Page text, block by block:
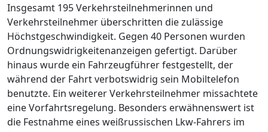
Insgesamt 195 Verkehrsteilnehmerinnen und
Verkehrsteilnehmer überschritten die zulässige
Höchstgeschwindigkeit. Gegen 40 Personen wurden
Ordnungswidrigkeitenanzeigen gefertigt. Darüber
hinaus wurde ein Fahrzeugführer festgestellt, der
während der Fahrt verbotswidrig sein Mobiltelefon
benutzte. Ein weiterer Verkehrsteilnehmer missachtete
eine Vorfahrtsregelung. Besonders erwähnenswert ist
die Festnahme eines weißrussischen Lkw-Fahrers im